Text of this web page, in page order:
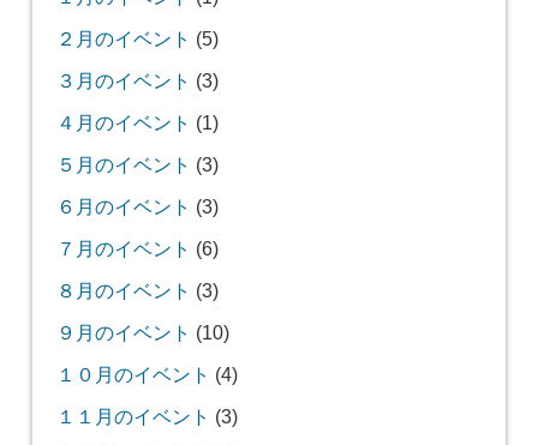
２月のイベント (5)
３月のイベント (3)
４月のイベント (1)
５月のイベント (3)
６月のイベント (3)
７月のイベント (6)
８月のイベント (3)
９月のイベント (10)
１０月のイベント (4)
１１月のイベント (3)